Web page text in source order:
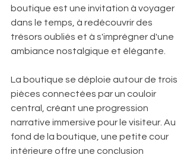
boutique est une invitation à voyager
dans le temps, à redécouvrir des
trésors oubliés et à s'imprégner d'une
ambiance nostalgique et élégante.
La boutique se déploie autour de trois
pièces connectées par un couloir
central, créant une progression
narrative immersive pour le visiteur. Au
fond de la boutique, une petite cour
intérieure offre une conclusion